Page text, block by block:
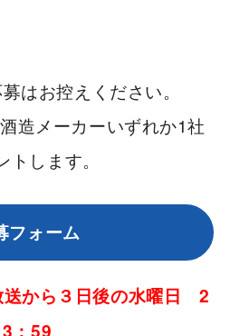
はお控えください。
造メーカーいずれか1社
します。
フォーム
送から３日後の水曜日 2
3：59